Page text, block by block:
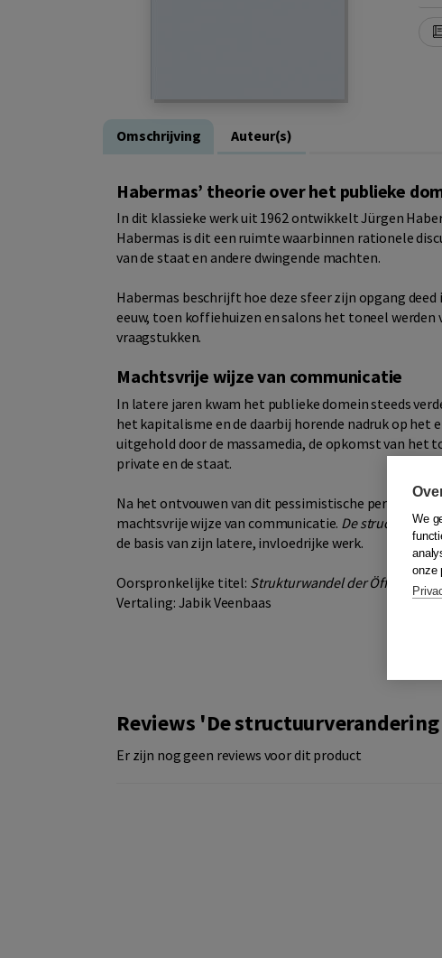
Omschrijving Auteur(s)
Habermas’ theorie over het publieke
In dit klassieke werk uit 1962 ontwikkelt Jürgen
Habermas is dit een ruimte waarbinnen rationele
van de staat en andere dwingende machten.
Habermas beschrijft hoe deze sfeer zijn opgang
eeuw, toen koffiehuizen en salons het toneel werden
vraagstukken.
Machtsvrije wijze van communicatie
In latere jaren kwam het publieke domein steeds
het kapitalisme en de daarbij horende nadruk op het
uitgehold door de massamedia, de opkomst van het
private en de staat.
Na het ontvouwen van dit pessimistische perspectief
machtsvrije wijze van communicatie. De
de basis van zijn latere, invloedrijke werk.
Oorspronkelijke titel: Strukturwandel der Öffentlichkeit
Vertaling: Jabik Veenbaas
Reviews 'De
Er zijn nog geen reviews voor dit product
We
onze